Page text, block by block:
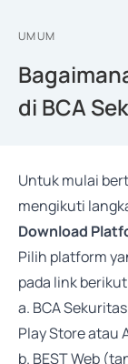
UMUM
di BCA
Untuk mulai
mengikuti
Download
Pilih platform
pada link
a. BCA
Play Storeatau
b. BEST Web